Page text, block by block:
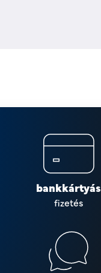
bankkártyás
fizetés